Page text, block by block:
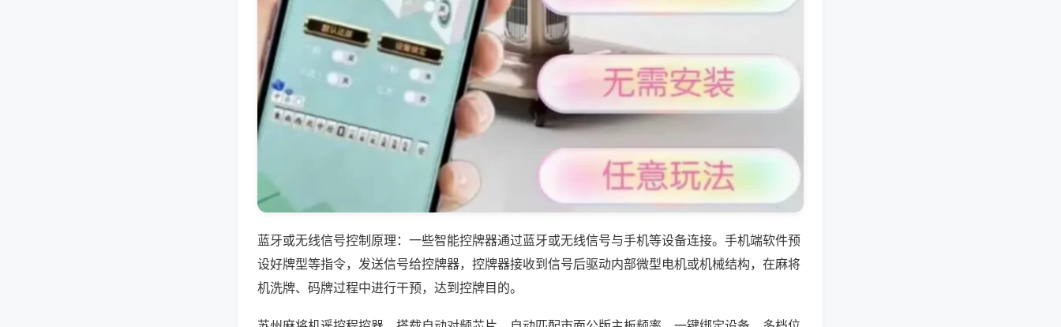
蓝牙或无线信号控制原理：一些智能控牌器通过蓝牙或无线信号与手机等设备连接。手机端软件预
设好牌型等指令，发送信号给控牌器，控牌器接收到信号后驱动内部微型电机或机械结构，在麻将
机洗牌、码牌过程中进行干预，达到控牌目的。